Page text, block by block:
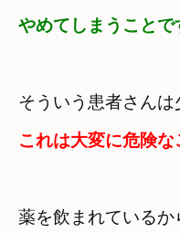
やめてしまうことで
そういう患者さん
これは大変に危険な
薬を飲まれている